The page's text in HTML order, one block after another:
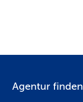
Agentur finden